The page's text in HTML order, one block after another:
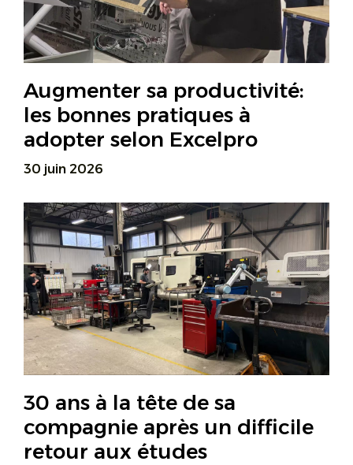
Augmenter sa productivité:
les bonnes pratiques à
adopter selon Excelpro
30 juin 2026
30 ans à la tête de sa
compagnie après un difficile
retour aux études